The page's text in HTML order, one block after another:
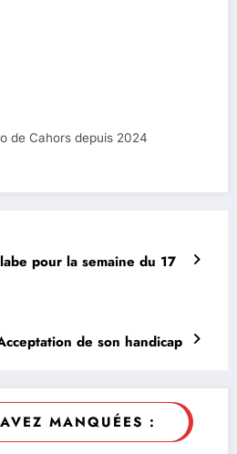
de Cahors depuis 2024
pour la semaine du 17
de son handicap
MANQUÉES :